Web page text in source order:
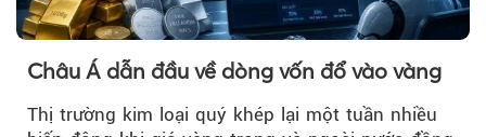
Châu Á dẫn đầu về dòng vốn đổ vào vàng
Thị trường kim loại quý khép lại một tuần nhiều